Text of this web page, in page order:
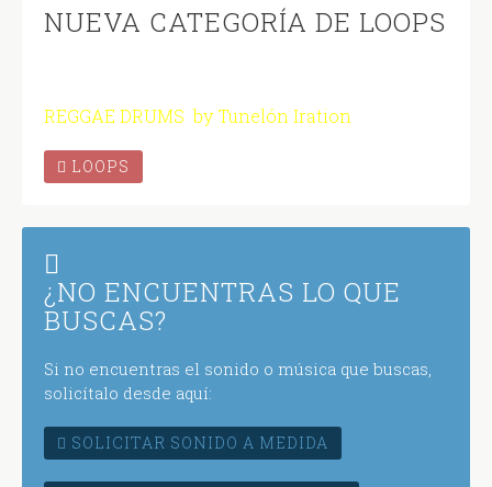
NUEVA CATEGORÍA DE LOOPS
REGGAE DRUMS by Tunelón Iration
LOOPS
¿NO ENCUENTRAS LO QUE
BUSCAS?
Si no encuentras el sonido o música que buscas,
solicítalo desde aquí:
SOLICITAR SONIDO A MEDIDA